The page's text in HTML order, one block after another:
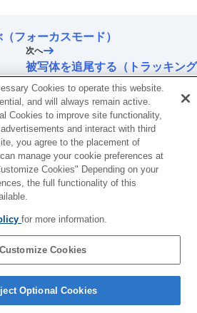
フォーカスモード）
次へ
被写体を追尾する（トラッキン
TP1001341730
ウェアがVer.2.00未満の場合は下記URLの
。
2040/v1/ja/index.html
Cookies to operate this website.
and will always remain active.
Cookies to improve site functionality,
and interact with third
you agree to the placement of
manage your cookie preferences at
Cookies" Depending on your
the full functionality of this
for more information.
Customize Cookies
Optional Cookies